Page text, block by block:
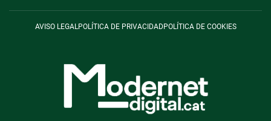
AVISO LEGALPOLÍTICA DE PRIVACIDADPOLÍTICA DE COOKIES